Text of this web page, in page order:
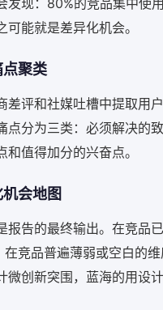
发现：80%的竞品集中使
可能就是差异化机会。
聚类
差评和社媒吐槽中提取用
点分为三类：必须解决的
和值得加分的兴奋点。
会地图
报告的最终输出。在竞品
在竞品普遍薄弱或空白的
微创新突围，蓝海的用设计